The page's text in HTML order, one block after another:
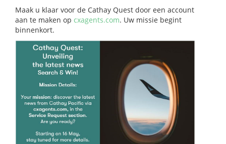
Maak u klaar voor de Cathay Quest door een account
aan te maken op cxagents.com. Uw missie begint
binnenkort.